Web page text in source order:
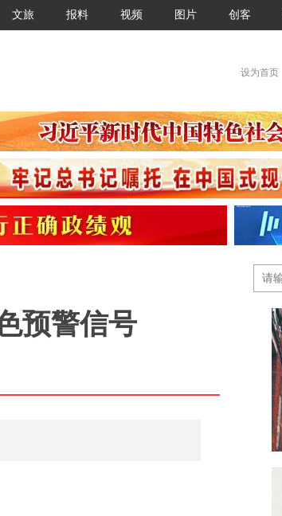
文旅 报料 视频 图片 创客
设为首页
预警信号